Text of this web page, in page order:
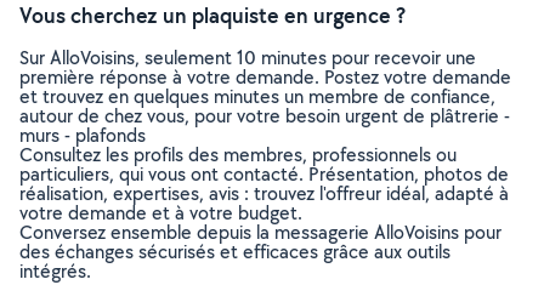
Vous cherchez un plaquiste en urgence ?
Sur AlloVoisins, seulement 10 minutes pour recevoir une
première réponse à votre demande. Postez votre demande
et trouvez en quelques minutes un membre de confiance,
autour de chez vous, pour votre besoin urgent de plâtrerie -
murs - plafonds
Consultez les profils des membres, professionnels ou
particuliers, qui vous ont contacté. Présentation, photos de
réalisation, expertises, avis : trouvez l'offreur idéal, adapté à
votre demande et à votre budget.
Conversez ensemble depuis la messagerie AlloVoisins pour
des échanges sécurisés et efficaces grâce aux outils
intégrés.